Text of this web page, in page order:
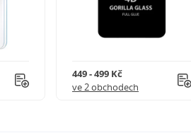
449 - 499 Kč
ve 2 obchodech